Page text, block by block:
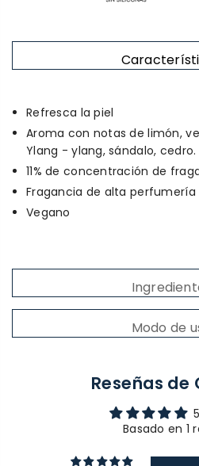
Refresca la piel
Aroma con notas de limón,
Ylang - ylang, sándalo, cedro.
11% de concentración de
Fragancia de alta perfumería
Vegano
Modo de
Reseñas de
Basado en 1